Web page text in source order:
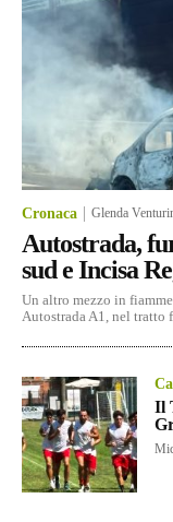
Cronaca Glenda
Autostrada,
sud e Incisa
Un altro mezzo in
Autostrada A1, nel tratto
Il